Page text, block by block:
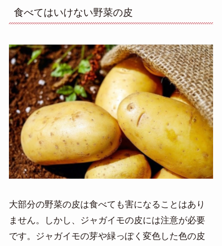
食べてはいけない野菜の皮
大部分の野菜の皮は食べても害になることはあり
ません。しかし、ジャガイモの皮には注意が必要
です。ジャガイモの芽や緑っぽく変色した色の皮